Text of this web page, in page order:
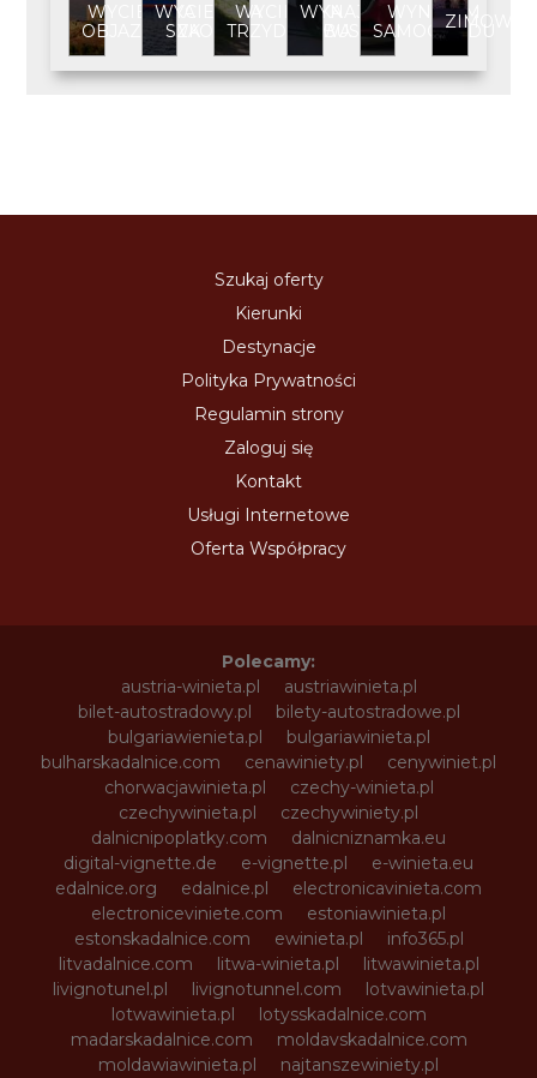
WYCIECZKA
OBJAZDOWA
WYCIECZKA
SZKOLNA
WYCIECZKA
TRZYDNIOWA
WYNAJEM
BUSA
WYNAJEM
SAMOCHODU
Szukaj oferty
Kierunki
Destynacje
Polityka Prywatności
Regulamin strony
Zaloguj się
Kontakt
Usługi Internetowe
Oferta Współpracy
Polecamy:
austria-winieta.pl
austriawinieta.pl
bilet-autostradowy.pl
bilety-autostradowe.pl
bulgariawienieta.pl
bulgariawinieta.pl
bulharskadalnice.com
cenawiniety.pl
cenywiniet.pl
chorwacjawinieta.pl
czechy-winieta.pl
czechywinieta.pl
czechywiniety.pl
dalnicnipoplatky.com
dalnicniznamka.eu
digital-vignette.de
e-vignette.pl
e-winieta.eu
edalnice.org
edalnice.pl
electronicavinieta.com
electroniceviniete.com
estoniawinieta.pl
estonskadalnice.com
ewinieta.pl
info365.pl
litvadalnice.com
litwa-winieta.pl
litwawinieta.pl
livignotunel.pl
livignotunnel.com
lotvawinieta.pl
lotwawinieta.pl
lotysskadalnice.com
madarskadalnice.com
moldavskadalnice.com
moldawiawinieta.pl
najtanszewiniety.pl